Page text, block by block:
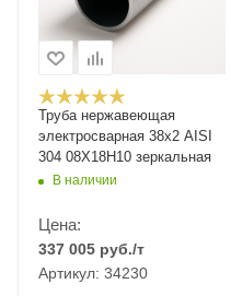
Труба нержавеющая
электросварная 38х2 AISI
304 08Х18Н10 зеркальная
В наличии
Цена:
337 005 руб./т
Артикул: 34230